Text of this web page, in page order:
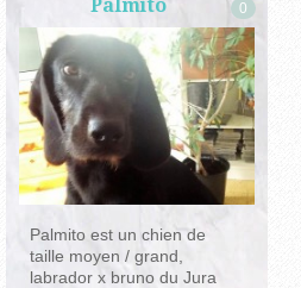
Palmito 0
Palmito est un chien de
taille moyen / grand,
labrador x bruno du Jura